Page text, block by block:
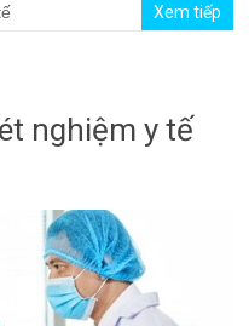
Xem tiếp
nghiệm y tế